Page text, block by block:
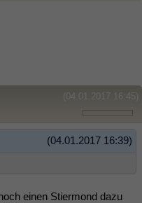
(04.01.2017 16:45)
(04.01.2017 16:39)
einen Stiermond dazu